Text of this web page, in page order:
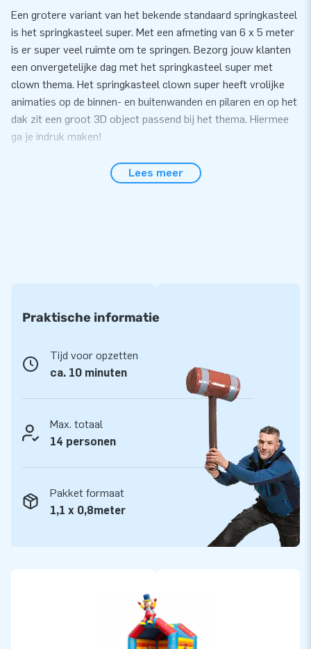
Een grotere variant van het bekende standaard springkasteel
is het springkasteel super. Met een afmeting van 6 x 5 meter
is er super veel ruimte om te springen. Bezorg jouw klanten
een onvergetelijke dag met het springkasteel super met
clown thema. Het springkasteel clown super heeft vrolijke
animaties op de binnen- en buitenwanden en pilaren en op het
dak zit een groot 3D object passend bij het thema. Hiermee
ga je indruk maken!
verankeringsmateriaal, transportzak, en een duidelijke
Kwaliteit en Garantie
JB kussens zijn op meerdere punten verstevigd en
meervoudig gestikt en zijn gemaakt van sterk, hoge kwaliteit
PVC. Ze zijn daardoor duurzaam en eenvoudig schoon te
houden. Het super springkussen wordt tevens door JB
geleverd met 5 jaar garantie. Hierdoor lever jij met dit
Koop dit unieke springkasteel super met clown thema en
Meer dan 15.000 klanten kozen ook voor JB
lucht springen. Vaak letterlijk. Ons team van designers,
ontwikkelaars en logistiek medewerkers leveren unieke
opblaasattracties op grootse wijze! Klanten zijn verzekerd
Lees meer
Praktische informatie
Tijd voor opzetten
ca. 10 minuten
Max. totaal
14 personen
Pakket formaat
1,1 x 0,8meter